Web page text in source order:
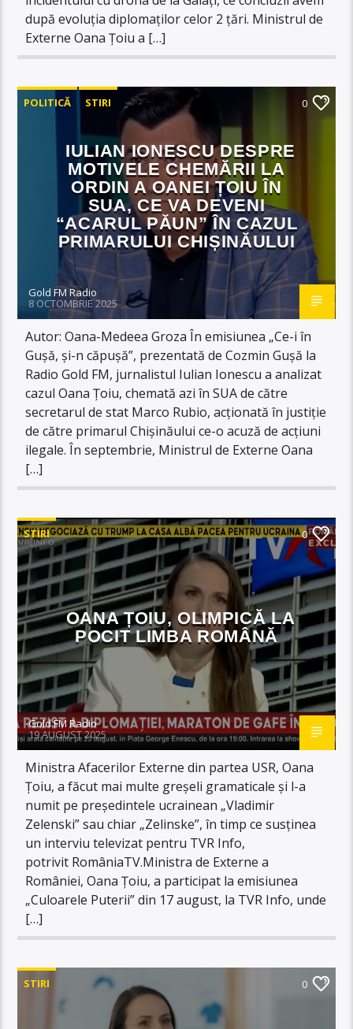
după evoluția diplomaților celor 2 țări. Ministrul de
Externe Oana Țoiu a […]
POLITICĂ STIRI 0
IULIAN IONESCU DESPRE
MOTIVELE CHEMĂRII LA
ORDIN A OANEI ȚOIU ÎN
SUA, CE VA DEVENI
“ACARUL PĂUN” ÎN CAZUL
PRIMARULUI CHIȘINĂULUI
Gold FM Radio
8 OCTOMBRIE 2025
Autor: Oana-Medeea Groza În emisiunea „Ce-i în
Gușă, și-n căpușă”, prezentată de Cozmin Gușă la
Radio Gold FM, jurnalistul Iulian Ionescu a analizat
cazul Oana Țoiu, chemată azi în SUA de către
secretarul de stat Marco Rubio, acționată în justiție
de către primarul Chișinăului ce-o acuză de acțiuni
ilegale. În septembrie, Ministrul de Externe Oana
[…]
STIRI 0
OANA ȚOIU, OLIMPICĂ LA
POCIT LIMBA ROMÂNĂ
Gold FM Radio
19 AUGUST 2025
Ministra Afacerilor Externe din partea USR, Oana
Țoiu, a făcut mai multe greșeli gramaticale și l-a
numit pe președintele ucrainean „Vladimir
Zelenski” sau chiar „Zelinske”, în timp ce susținea
un interviu televizat pentru TVR Info,
potrivit RomâniaTV.Ministra de Externe a
României, Oana Țoiu, a participat la emisiunea
„Culoarele Puterii” din 17 august, la TVR Info, unde
[…]
STIRI 0